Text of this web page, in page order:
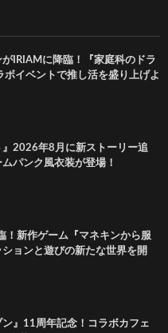
IRIAMに降臨！『家庭科のドラ
イベントで推し活を盛り上げよ
』2026年8月に新ストーリー追
パンク風衣装が登場！
！新作ゲーム『マネキンから服
ョンと遊びの新たな世界を開
ン』11周年記念！コラボカフェ